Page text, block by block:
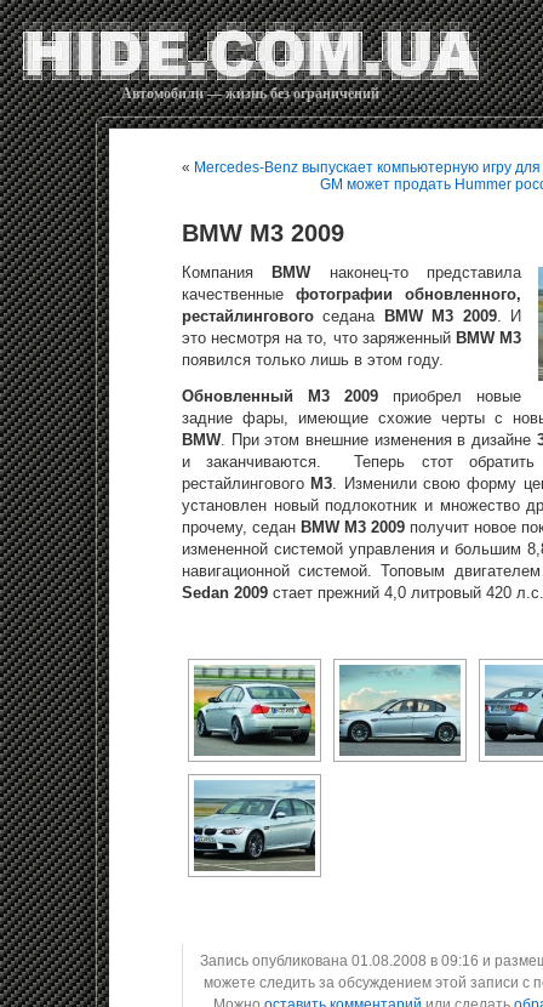
Автомобили — жизнь без ограничений
« Mercedes-Benz выпускает компьютерную игру
GM может продать Hummer
BMW M3 2009
Компания BMW наконец-то представила
качественные фотографии обновленного,
рестайлингового седана BMW M3 2009. И
это несмотря на то, что заряженныйBMW M3
появился только лишь в этом году.
Обновленный M3 2009 приобрел новые
задние фары, имеющие схожие черты с
BMW. При этом внешние изменения в дизайне
и заканчиваются. Теперь стот
рестайлингового M3. Изменили свою форму
установлен новый подлокотник и множество
прочему, седан BMW M3 2009 получит новое
измененной системой управления и большим
навигационной системой. Топовым
Sedan 2009 стает прежний 4,0 литровый 420
Запись опубликована 01.08.2008 в 09:16 и
можете следить за обсуждением этой записи с